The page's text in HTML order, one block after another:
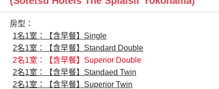
房型：
1名1室：【含早餐】Single
2名1室：【含早餐】Standard Double
2名1室：【含早餐】Superior Double
2名1室：【含早餐】Standaed Twin
2名1室：【含早餐】Superior Twin